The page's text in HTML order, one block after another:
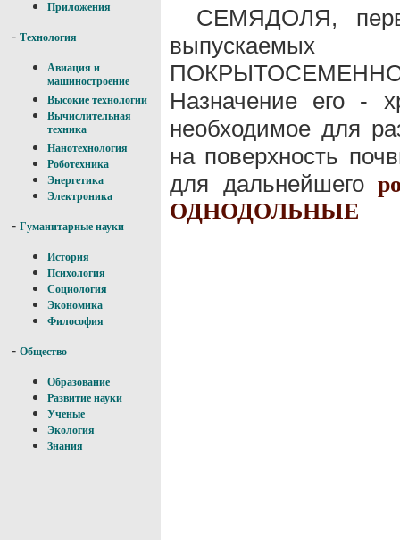
Приложения
- Технология
Авиация и
машиностроение
Высокие технологии
Вычислительная
техника
Нанотехнология
Роботехника
Энергетика
Электроника
- Гуманитарные науки
История
Психология
Социология
Экономика
Философия
- Общество
Образование
Развитие науки
Ученые
Экология
Знания
СЕМЯДОЛЯ,
Назначение его -
необходимое для
на поверхность
для дальнейшего
ОДНОДОЛЬНЫЕ